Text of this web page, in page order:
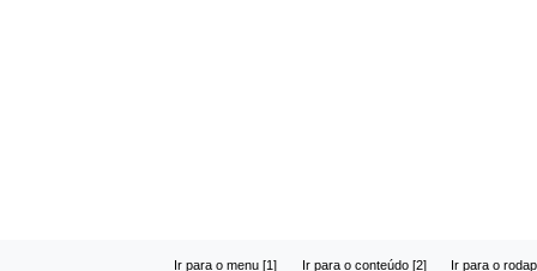
Ir para o menu [1] Ir para o conteúdo [2] Ir para o